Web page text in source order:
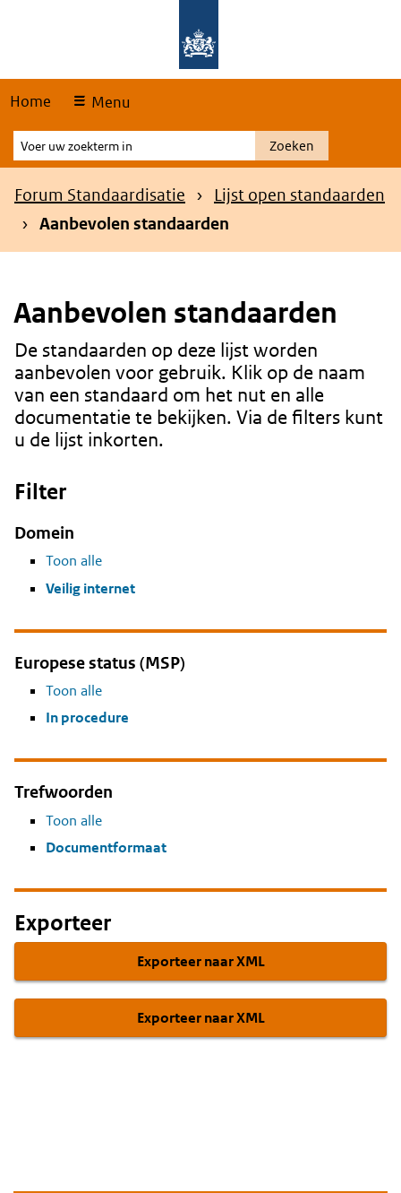
Home Menu
Voer
uw
zoekterm
Zoeken
Kruimelpad
Forum Standaardisatie
Lijst open standaarden
Aanbevolen standaarden
Aanbevolen standaarden
Content
De standaarden op deze lijst worden
aanbevolen voor gebruik. Klik op de naam
van een standaard om het nut en alle
documentatie te bekijken. Via de filters kunt
u de lijst inkorten.
Filter
Domein
Toon alle
Veilig internet
Europese status (MSP)
Toon alle
In procedure
Trefwoorden
Toon alle
Documentformaat
Exporteer
Exporteer naar XML
Exporteer naar XML